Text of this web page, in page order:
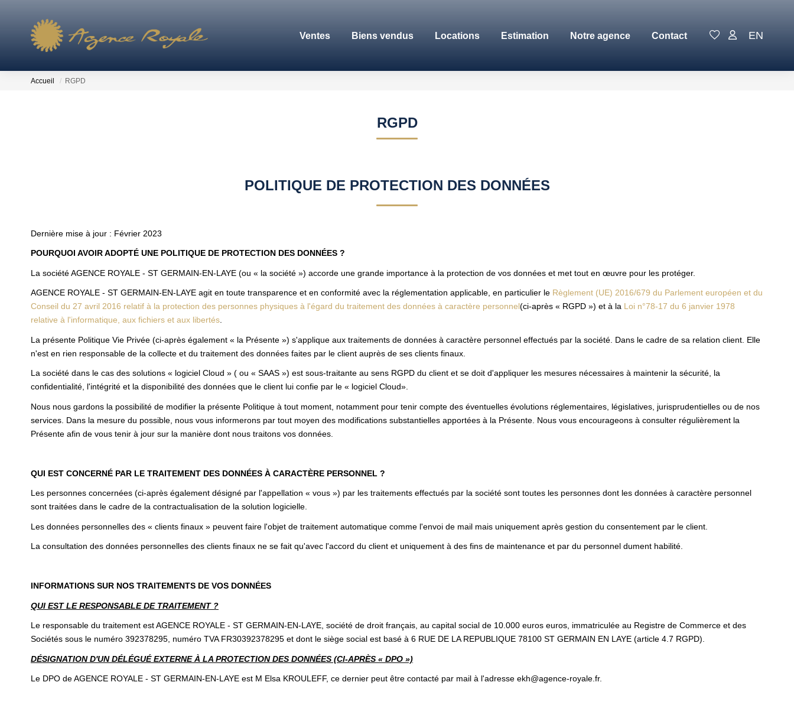
Ventes Biens vendus Locations Estimation Notre agence Contact EN
Accueil RGPD
RGPD
POLITIQUE DE PROTECTION DES DONNÉES
Dernière mise à jour : Février 2023
POURQUOI AVOIR ADOPTÉ UNE POLITIQUE DE PROTECTION DES DONNÉES ?
La société AGENCE ROYALE - ST GERMAIN-EN-LAYE (ou « la société ») accorde une grande importance à la protection de vos données et met tout en œuvre pour les protéger.
AGENCE ROYALE - ST GERMAIN-EN-LAYE agit en toute transparence et en conformité avec la réglementation applicable, en particulier le Règlement (UE) 2016/679 du Parlement européen et du
Conseil du 27 avril 2016 relatif à la protection des personnes physiques à l'égard du traitement des données à caractère personnel(ci-après « RGPD ») et à la Loi n°78-17 du 6 janvier 1978
relative à l'informatique, aux fichiers et aux libertés
La présente Politique Vie Privée (ci-après également « la Présente ») s'applique aux traitements de données à caractère personnel effectués par la société. Dans le cadre de sa relation client. Elle
n'est en rien responsable de la collecte et du traitement des données faites par le client auprès de ses clients finaux.
La société dans le cas des solutions « logiciel Cloud » ( ou « SAAS ») est sous-traitante au sens RGPD du client et se doit d'appliquer les mesures nécessaires à maintenir la sécurité, la
confidentialité, l'intégrité et la disponibilité des données que le client lui confie par le « logiciel Cloud».
Nous nous gardons la possibilité de modifier la présente Politique à tout moment, notamment pour tenir compte des éventuelles évolutions réglementaires, législatives, jurisprudentielles ou de nos
services. Dans la mesure du possible, nous vous informerons par tout moyen des modifications substantielles apportées à la Présente. Nous vous encourageons à consulter régulièrement la
Présente afin de vous tenir à jour sur la manière dont nous traitons vos données.
QUI EST CONCERNÉ PAR LE TRAITEMENT DES DONNÉES À CARACTÈRE PERSONNEL ?
Les personnes concernées (ci-après également désigné par l'appellation « vous ») par les traitements effectués par la société sont toutes les personnes dont les données à caractère personnel
sont traitées dans le cadre de la contractualisation de la solution logicielle.
Les données personnelles des « clients finaux » peuvent faire l'objet de traitement automatique comme l'envoi de mail mais uniquement après gestion du consentement par le client.
La consultation des données personnelles des clients finaux ne se fait qu'avec l'accord du client et uniquement à des fins de maintenance et par du personnel dument habilité.
INFORMATIONS SUR NOS TRAITEMENTS DE VOS DONNÉES
QUI EST LE RESPONSABLE DE TRAITEMENT ?
Le responsable du traitement est AGENCE ROYALE - ST GERMAIN-EN-LAYE, société de droit français, au capital social de 10.000 euros euros, immatriculée au Registre de Commerce et des
Sociétés sous le numéro 392378295, numéro TVA FR30392378295 et dont le siège social est basé à 6 RUE DE LA REPUBLIQUE 78100 ST GERMAIN EN LAYE (article 4.7 RGPD).
DÉSIGNATION D'UN DÉLÉGUÉ EXTERNE À LA PROTECTION DES DONNÉES (CI-APRÈS « DPO »)
Le DPO de AGENCE ROYALE - ST GERMAIN-EN-LAYE est M Elsa KROULEFF, ce dernier peut être contacté par mail à l'adresse ekh@agence-royale.fr.